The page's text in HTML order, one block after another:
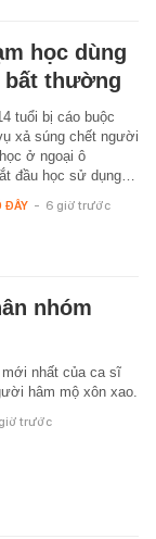
học dùng
bất thường
tuổi bị cáo buộc
xả súng chết người
ở ngoại ô
đầu học sử dụng…
ĐÂY - 6 giờ trước
nhóm
mới nhất của ca sĩ
hâm mộ xôn xao.
trước